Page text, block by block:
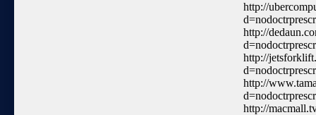
http://
http://
http://
http://
http://